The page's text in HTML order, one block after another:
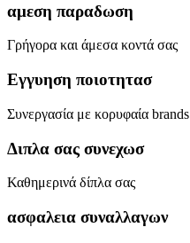
αμεση παραδωση
Γρήγορα και άμεσα κοντά σας
Εγγυηση ποιοτητασ
Συνεργασία με κορυφαία brands
Διπλα σας συνεχωσ
Καθημερινά δίπλα σας
ασφαλεια συναλλαγων